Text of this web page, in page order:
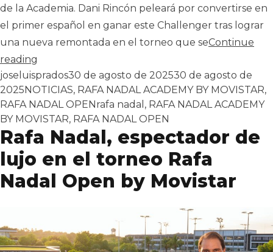
de la Academia. Dani Rincón peleará por convertirse en
el primer español en ganar este Challenger tras lograr
una nueva remontada en el torneo que seContinue
reading
Publicado por
joseluisprados30 de agosto de 202530 de agosto de
2025Publicado en
NOTICIAS, RAFA NADAL ACADEMY BY MOVISTAR,
RAFA NADAL OPEN Tags:
rafa nadal , RAFA NADAL ACADEMY
BY MOVISTAR, RAFA NADAL OPEN
Rafa Nadal, espectador de
lujo en el torneo Rafa
Nadal Open by Movistar